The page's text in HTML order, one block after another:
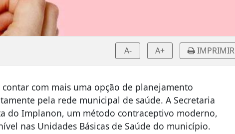
A- A+ IMPRIMIR
com mais uma opção de planejamento
pela rede municipal de saúde. A Secretaria
do Implanon, um método contraceptivo moderno,
nas Unidades Básicas de Saúde do município.